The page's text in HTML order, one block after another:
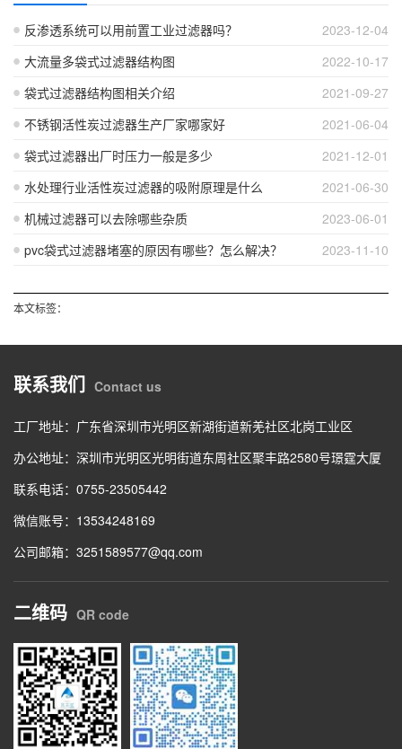
2023-12-04
反渗透系统可以用前置工业过滤器吗？
2022-10-17
大流量多袋式过滤器结构图
2021-09-27
袋式过滤器结构图相关介绍
2021-06-04
不锈钢活性炭过滤器生产厂家哪家好
2021-12-01
袋式过滤器出厂时压力一般是多少
2021-06-30
水处理行业活性炭过滤器的吸附原理是什么
2023-06-01
机械过滤器可以去除哪些杂质
2023-11-10
pvc袋式过滤器堵塞的原因有哪些？怎么解决？
本文标签：
联系我们 Contact us
工厂地址：广东省深圳市光明区新湖街道新羌社区北岗工业区
办公地址：深圳市光明区光明街道东周社区聚丰路2580号璟霆大厦
联系电话：0755-23505442
微信账号：13534248169
公司邮箱：3251589577@qq.com
二维码 QR code